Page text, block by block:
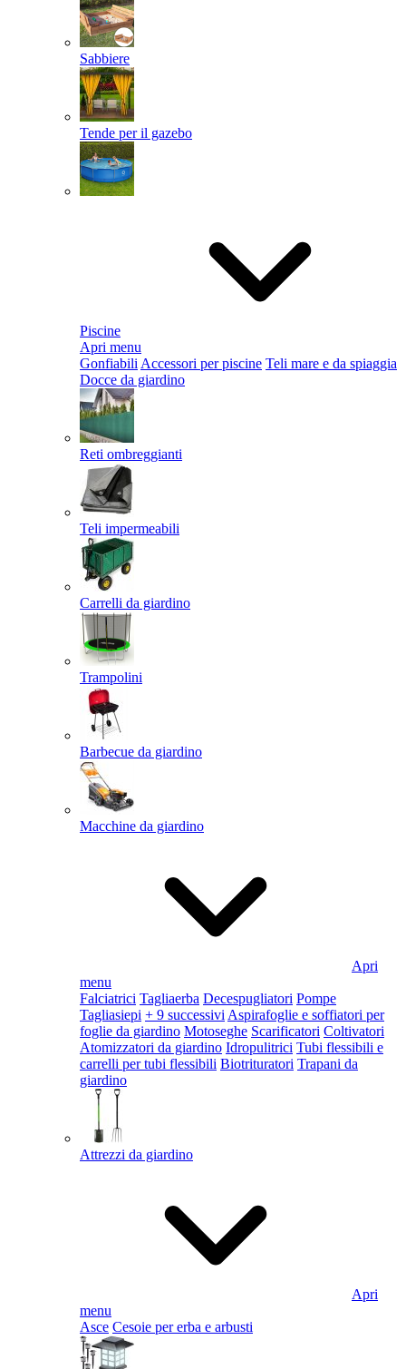
Sabbiere
Tende per il gazebo
Piscine
Apri menu
Gonfiabili Accessori per piscine Teli mare e da spiaggia
Docce da giardino
Reti ombreggianti
Teli impermeabili
Carrelli da giardino
Trampolini
Barbecue da giardino
Macchine da giardino
Apri
menu
Falciatrici Tagliaerba Decespugliatori Pompe
Tagliasiepi + 9 successivi Aspirafoglie e soffiatori per
foglie da giardino Motoseghe Scarificatori Coltivatori
Atomizzatori da giardino Idropulitrici Tubi flessibili e
carrelli per tubi flessibili Biotrituratori Trapani da
giardino
Attrezzi da giardino
Apri
menu
Asce Cesoie per erba e arbusti